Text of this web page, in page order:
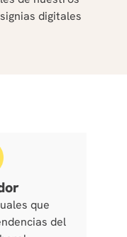
digitales
que
del